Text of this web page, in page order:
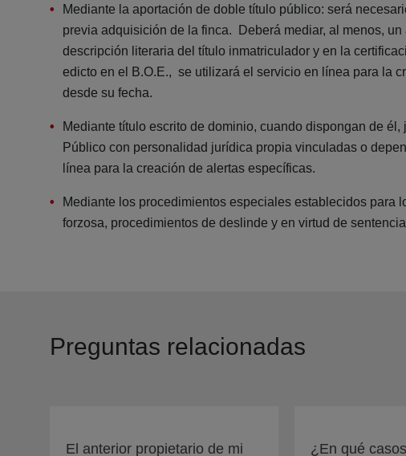
Mediante la aportación de doble título público: será
previa adquisición de la finca. Deberá mediar, al menos,
descripción literaria del título inmatriculador y en la
edicto en el B.O.E., se utilizará el servicio en línea para la
desde su fecha.
Mediante título escrito de dominio, cuando dispongan de
Público con personalidad jurídica propia vinculadas o
línea para la creación de alertas específicas.
Mediante los procedimientos especiales establecidos para
forzosa, procedimientos de deslinde y en virtud de
Preguntas relacionadas
El anterior propietario de mi
¿En qué